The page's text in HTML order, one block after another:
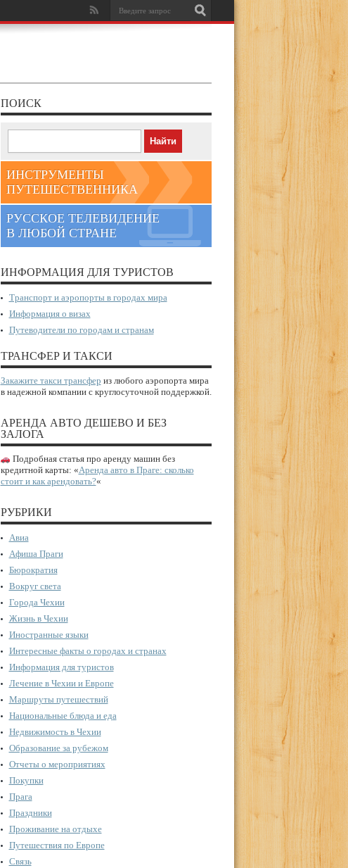
ПОИСК
ИНСТРУМЕНТЫ
ПУТЕШЕСТВЕННИКА
РУССКОЕ ТЕЛЕВИДЕНИЕ
В ЛЮБОЙ СТРАНЕ
ИНФОРМАЦИЯ ДЛЯ ТУРИСТОВ
Транспорт и аэропорты в городах мира
Информация о визах
Путеводители по городам и странам
ТРАНСФЕР И ТАКСИ
Закажите такси трансфер из любого аэропорта мира
в надежной компании с круглосуточной поддержкой.
АРЕНДА АВТО ДЕШЕВО И БЕЗ
ЗАЛОГА
Подробная статья про аренду машин без
кредитной карты: «Аренда авто в Праге: сколько
стоит и как арендовать?«
РУБРИКИ
Авиа
Афиша Праги
Бюрократия
Вокруг света
Города Чехии
Жизнь в Чехии
Иностранные языки
Интересные факты о городах и странах
Информация для туристов
Лечение в Чехии и Европе
Маршруты путешествий
Национальные блюда и еда
Недвижимость в Чехии
Образование за рубежом
Отчеты о мероприятиях
Покупки
Прага
Праздники
Проживание на отдыхе
Путешествия по Европе
Связь